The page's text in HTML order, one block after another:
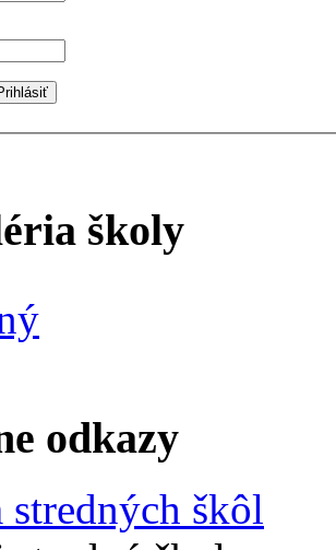
školy
odkazy
stredných škôl